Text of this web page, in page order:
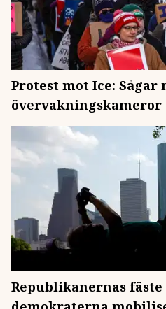
Protest mot Ice: Sågar
övervakningskameror
Republikanernas fäste